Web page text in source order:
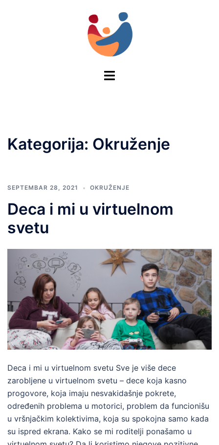
Toggle
Kategorija: Okruženje
SEPTEMBAR 28, 2021 OKRUŽENJE
Deca i mi u virtuelnom
svetu
Deca i mi u virtuelnom svetu Sve je više dece
zarobljene u virtuelnom svetu – dece koja kasno
progovore, koja imaju nesvakidašnje pokrete,
određenih problema u motorici, problem da funcionišu
u vršnjačkim kolektivima, koja su spokojna samo kada
su ispred ekrana. Kako se mi roditelji ponašamo u